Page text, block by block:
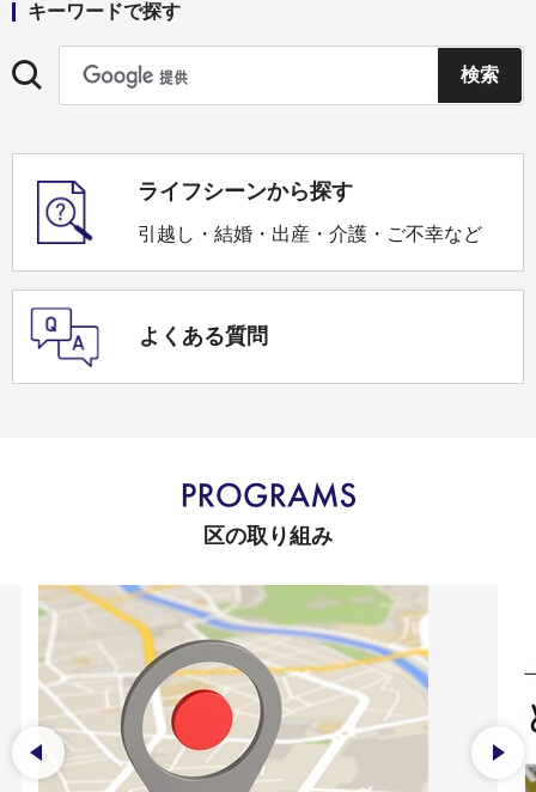
キーワードで探す
ライフシーンから探す
引越し・結婚・出産・介護・ご不幸など
よくある質問
区の取り組み
前のスライドを表示 次